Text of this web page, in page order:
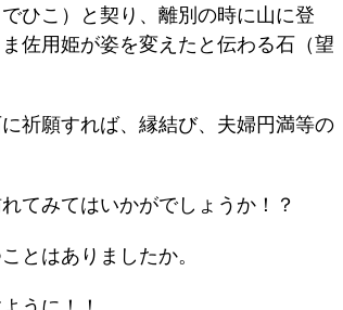
ひこ）と契り、離別の時に山に登
佐用姫が姿を変えたと伝わる石（望
祈願すれば、縁結び、夫婦円満等の
てみてはいかがでしょうか！？
とはありましたか。